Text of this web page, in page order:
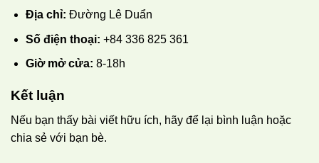
Địa chỉ: Đường Lê Duẩn
Số điện thoại: +84 336 825 361
Giờ mở cửa: 8-18h
Kết luận
Nếu bạn thấy bài viết hữu ích, hãy để lại bình luận hoặc
chia sẻ với bạn bè.